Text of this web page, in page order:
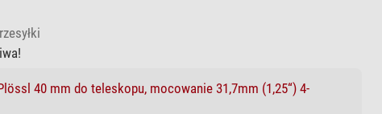
40 mm do teleskopu, mocowanie 31,7mm (1,25“) 4-